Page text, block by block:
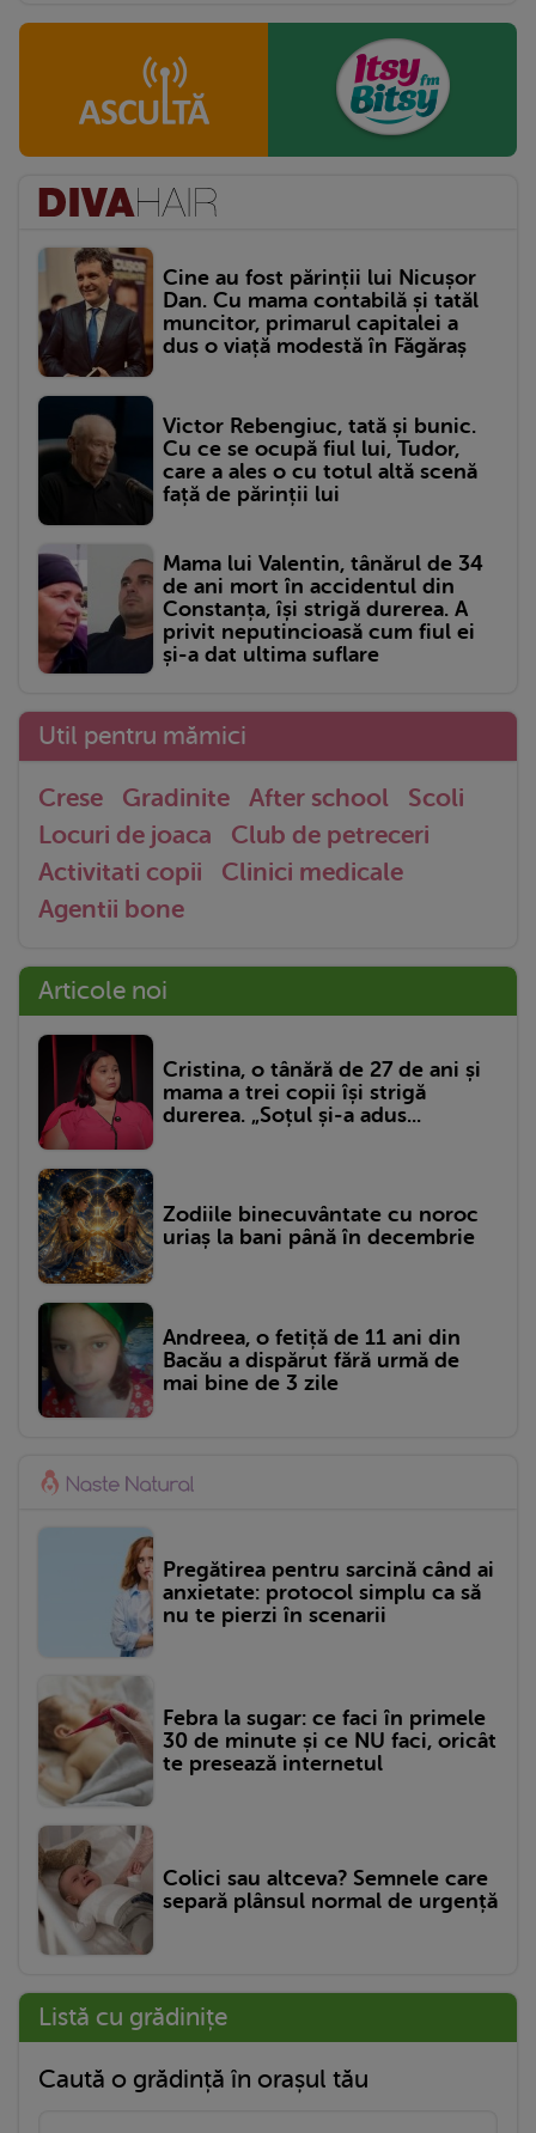
Cine au fost părinții lui Nicușor
Dan. Cu mama contabilă și tatăl
muncitor, primarul capitalei a
dus o viață modestă în Făgăraș
Victor Rebengiuc, tată și bunic.
Cu ce se ocupă fiul lui, Tudor,
care a ales o cu totul altă scenă
față de părinții lui
Mama lui Valentin, tânărul de 34
de ani mort în accidentul din
Constanța, își strigă durerea. A
privit neputincioasă cum fiul ei
și-a dat ultima suflare
Util pentru mămici
Crese Gradinite After school
Scoli
Locuri de joaca
Club de petreceri
Activitati copii
Clinici medicale
Agentii bone
Articole noi
Cristina, o tânără de 27 de ani și
mama a trei copii își strigă
durerea. „Soțul și-a adus...
Zodiile binecuvântate cu noroc
uriaș la bani până în decembrie
Andreea, o fetiță de 11 ani din
Bacău a dispărut fără urmă de
mai bine de 3 zile
Pregătirea pentru sarcină când ai
anxietate: protocol simplu ca să
nu te pierzi în scenarii
Febra la sugar: ce faci în primele
30 de minute și ce NU faci, oricât
te presează internetul
Colici sau altceva? Semnele care
separă plânsul normal de urgență
Listă cu grădinițe
Caută o grădință în orașul tău